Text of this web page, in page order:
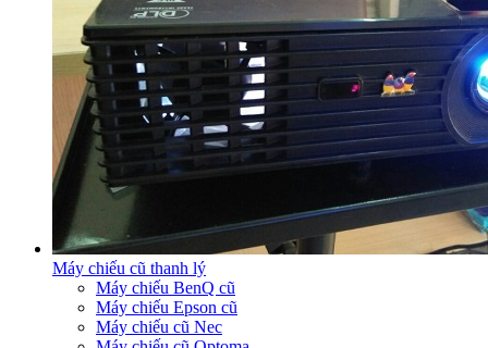
Máy chiếu cũ thanh lý
Máy chiếu BenQ cũ
Máy chiếu Epson cũ
Máy chiếu cũ Nec